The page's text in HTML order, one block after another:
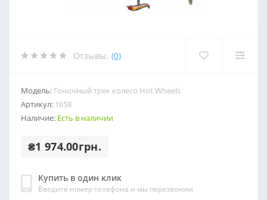
Отзывы: (0)
Модель: Гоночный трек колесо Hot Wheels
Артикул: 1658
Наличие: Есть в наличии
₴1 974.00грн.
Купить в один клик
Введите номер телефона и мы перезвоним